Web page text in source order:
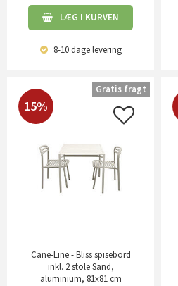
LÆG I KURVEN
8-10 dagelevering
15%
Cane-Line - Bliss spisebord
inkl. 2 stole Sand,
aluminium, 81x81 cm
Gratis fragt